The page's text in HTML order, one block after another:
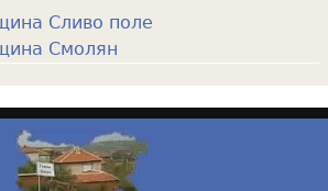
Сливо поле
Смолян